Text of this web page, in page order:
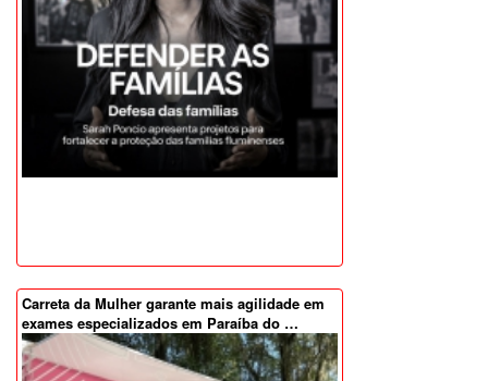
Carreta da Mulher garante mais agilidade em
exames especializados em Paraíba do …